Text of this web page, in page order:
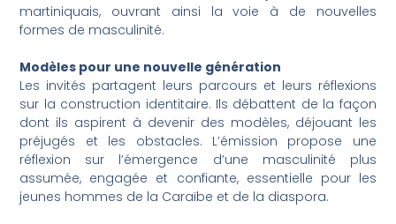
martiniquais, ouvrant ainsi la voie à de nouvelles
formes de masculinité.
Modèles pour une nouvelle génération
Les invités partagent leurs parcours et leurs réflexions
sur la construction identitaire. Ils débattent de la façon
dont ils aspirent à devenir des modèles, déjouant les
préjugés et les obstacles. L’émission propose une
réflexion sur l’émergence d’une masculinité plus
assumée, engagée et confiante, essentielle pour les
jeunes hommes de la Caraïbe et de la diaspora.